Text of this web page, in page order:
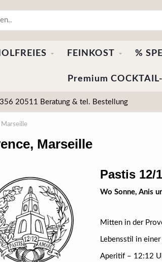
FEINKOST %
Premium
20511 Beratung & tel. Bestellung
Marseille
Pastis 12/
Wo Sonne, Anis
Mitten in der
Lebensstil in
Aperitif – 12:12